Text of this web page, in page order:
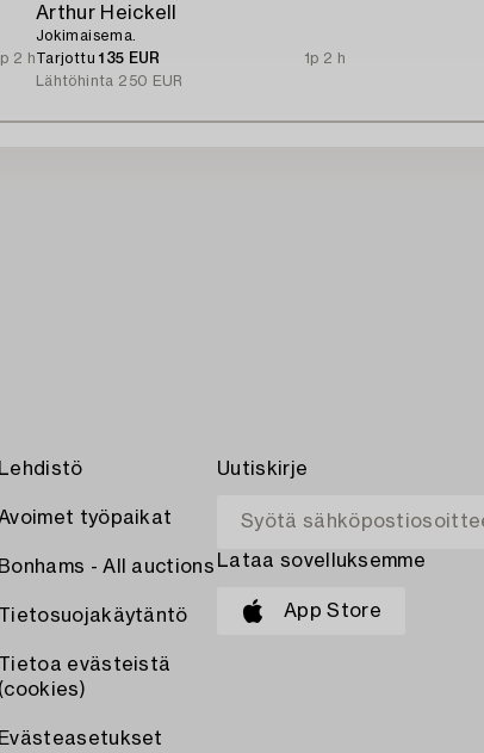
2 h
Arthur Heickell
Jokimaisema.
Tarjottu135 EUR
1p 2 h
Lähtöhinta 250 EUR
Lehdistö
työpaikat
Bonhams - All auctions
Tietosuojakäytäntö
Tietoa evästeistä
(cookies)
Evästeasetukset
Uutiskirje
Lataa sovelluksemme
App Store